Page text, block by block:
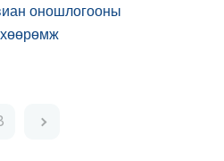
оношлогооны